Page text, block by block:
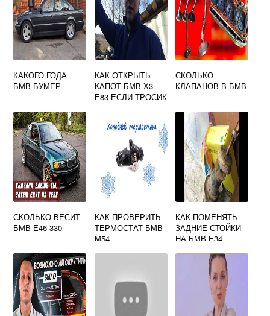
КАКОГО ГОДА
БМВ БУМЕР
КАК ОТКРЫТЬ
КАПОТ БМВ Х3
Е83 ЕСЛИ ТРОСИК
СКОЛЬКО
КЛАПАНОВ В БМВ
СКОЛЬКО ВЕСИТ
БМВ Е46 330
КАК ПРОВЕРИТЬ
ТЕРМОСТАТ БМВ
М54
КАК ПОМЕНЯТЬ
ЗАДНИЕ СТОЙКИ
НА БМВ Е34